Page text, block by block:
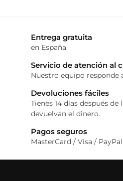
Entrega gratuita
en España
Servicio de atención al
Nuestro equipo responde
Devoluciones fáciles
Tienes 14 días después
devuelvan el dinero.
Pagos seguros
MasterCard / Visa / PayPal